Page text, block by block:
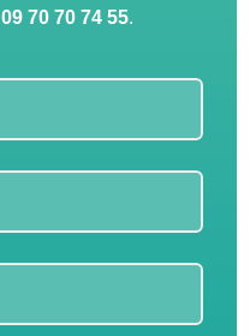
09 70 70 74 55.